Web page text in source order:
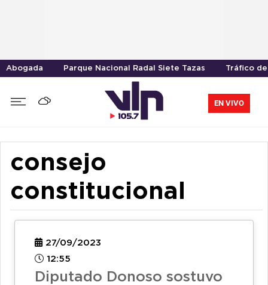
Abogada Parque Nacional Radal Siete Tazas Tráfico
EN VIVO
consejo
constitucional
27/09/2023
12:55
Diputado Donoso sostuvo